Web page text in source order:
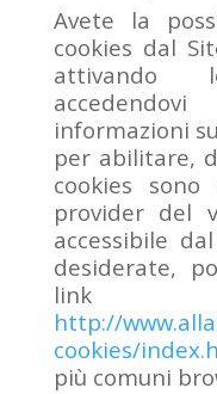
Avete la
cookies dal
attivando
informazioni
per abilitare,
cookies
provider del
accessibile
desiderate,
link
http://
cookies/
più comuni